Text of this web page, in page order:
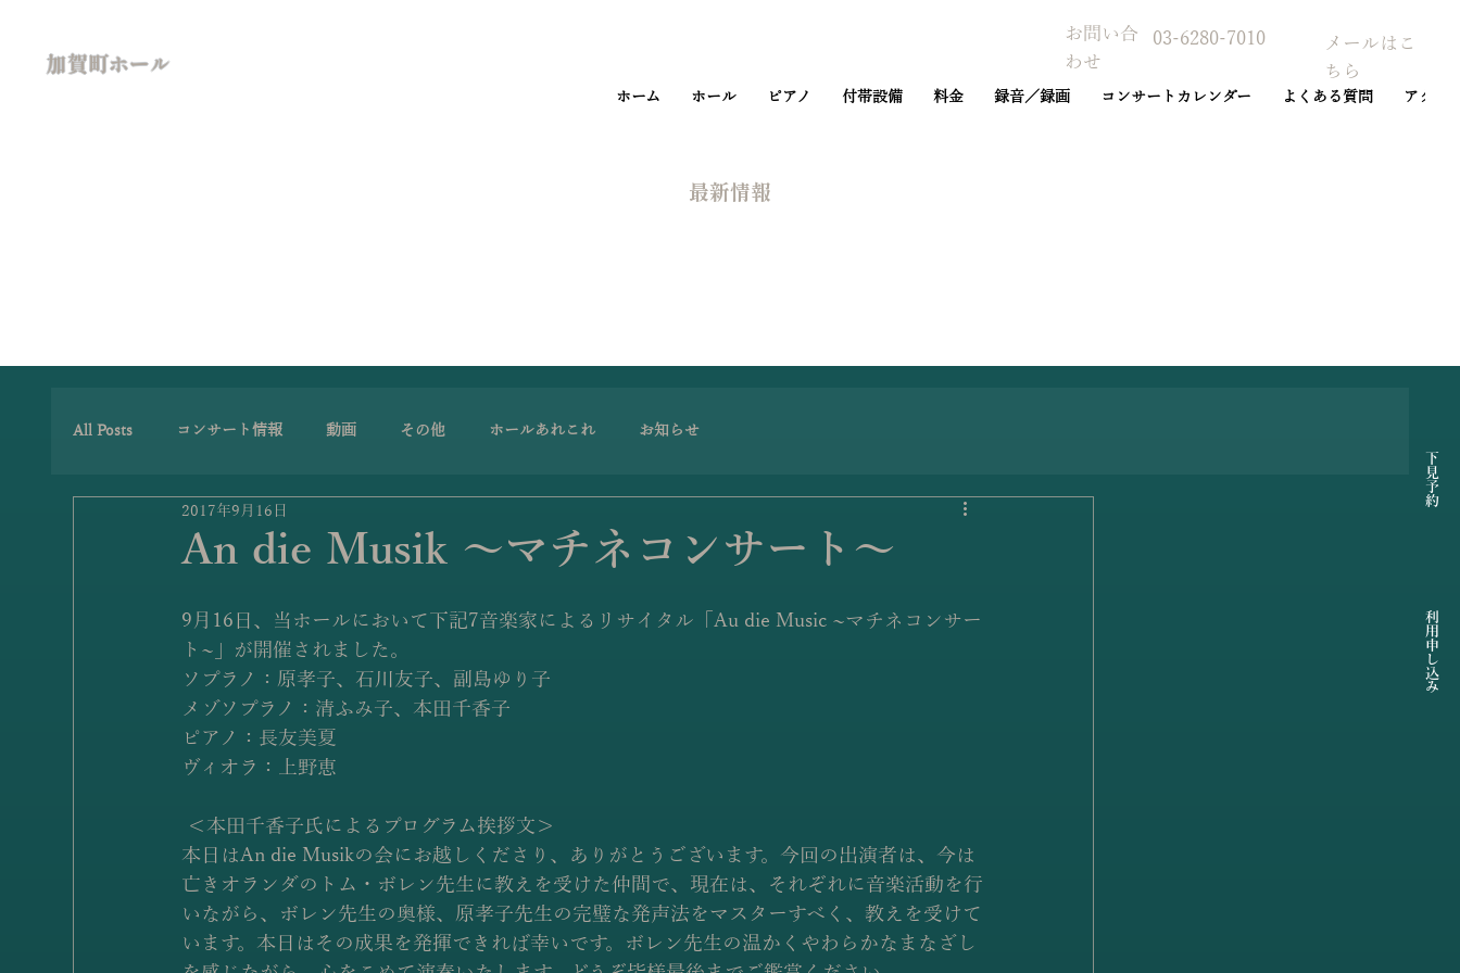
加賀町ホール
お問い合
わせ
03-6280-7010
メールはこ
ちら
ホーム ホール ピアノ 付帯設備 料金 録音／録画 コンサートカレンダー よくある質問 アクセ
利用申し込み
下見予約
​最新情報
All Posts コンサート情報 動画 その他 ホールあれこれ お知らせ
An die Musik 〜マチネコンサート〜
2017年9月16日
9月16日、当ホールにおいて下記7音楽家によるリサイタル「Au die Music ~マチネコンサー
ト~」が開催されました。
ソプラノ：原孝子、石川友子、副島ゆり子
メゾソプラノ：清ふみ子、本田千香子
ピアノ：長友美夏
ヴィオラ：上野恵
＜本田千香子氏によるプログラム挨拶文＞
本日はAn die Musikの会にお越しくださり、ありがとうございます。今回の出演者は、今は
亡きオランダのトム・ボレン先生に教えを受けた仲間で、現在は、それぞれに音楽活動を行
いながら、ボレン先生の奥様、原孝子先生の完璧な発声法をマスターすべく、教えを受けて
います。本日はその成果を発揮できれば幸いです。ボレン先生の温かくやわらかなまなざし